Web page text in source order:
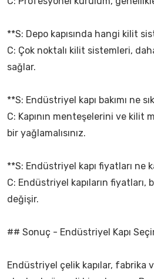
**S: Depo kapısında hangi kilit
C: Çok noktalı kilit sistemleri,
sağlar.
**S: Endüstriyel kapı bakımı ne
C: Kapının menteşelerini ve kilit
bir yağlamalısınız.
**S: Endüstriyel kapı fiyatları ne
C: Endüstriyel kapıların fiyatları,
değişir.
## Sonuç - Endüstriyel Kapı
Endüstriyel çelik kapılar, fabrika